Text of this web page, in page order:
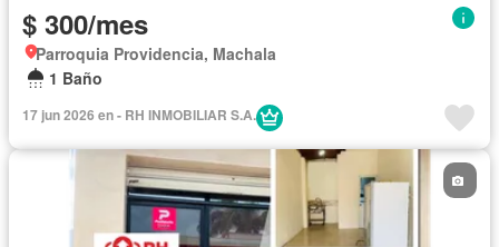
$ 300/mes
Parroquia Providencia, Machala
1 Baño
17 jun 2026 en - RH INMOBILIAR S.A.